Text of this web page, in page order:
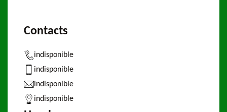
Contacts
indisponible
indisponible
indisponible
indisponible